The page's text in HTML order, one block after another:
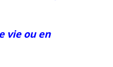
vie ou en